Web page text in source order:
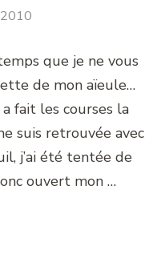
que je ne vous
de mon aïeule…
fait les courses la
suis retrouvée avec
j’ai été tentée de
ouvert mon …